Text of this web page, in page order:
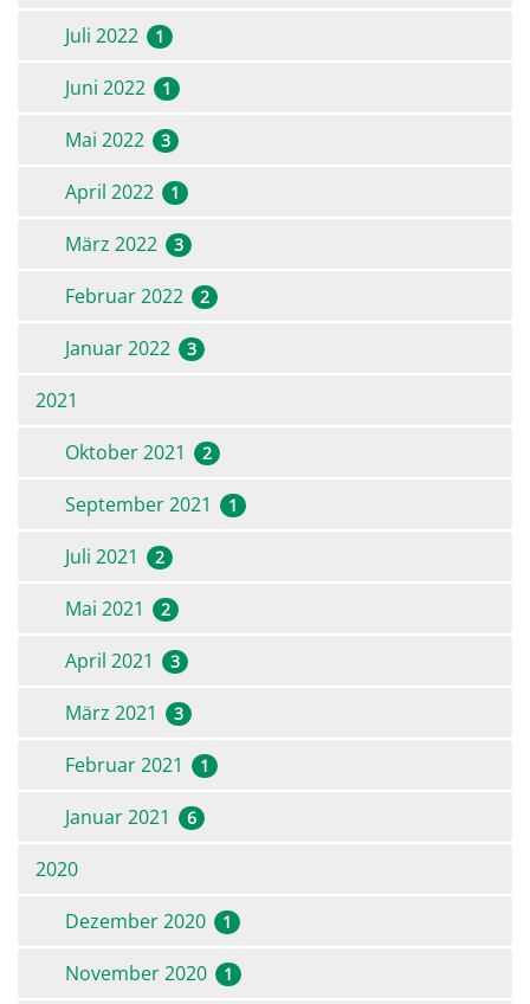
Juli 2022
1
Juni 2022 1
Mai 2022 3
April 2022 1
März 2022 3
Februar 2022 2
Januar 2022 3
2021
Oktober 2021
2
September 2021 1
Juli 2021 2
Mai 2021 2
April 2021 3
März 2021 3
Februar 2021 1
Januar 2021 6
2020
Dezember 2020
1
November 2020 1